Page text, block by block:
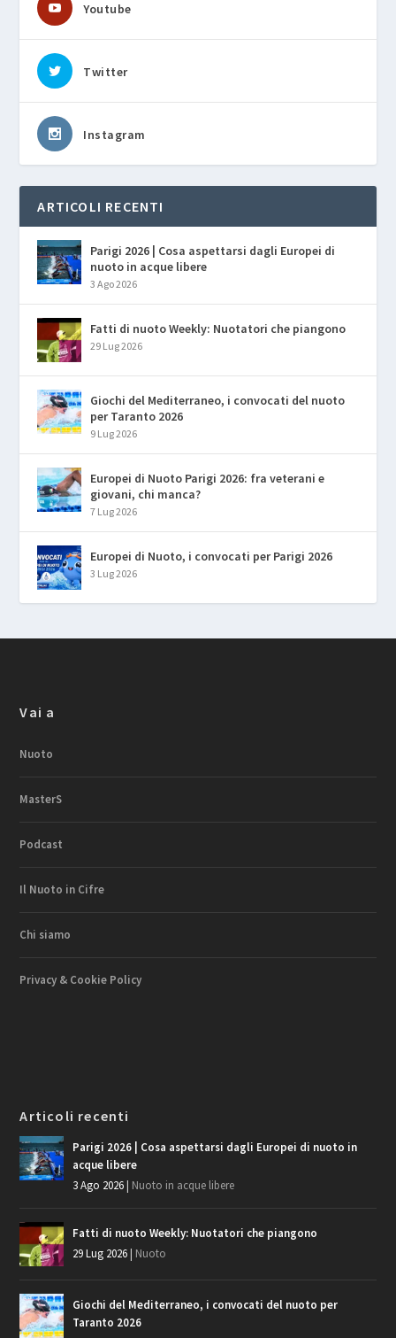
Youtube
Twitter
Instagram
ARTICOLI RECENTI
Parigi 2026 | Cosa aspettarsi dagli Europei di
nuoto in acque libere
3 Ago 2026
Fatti di nuoto Weekly: Nuotatori che piangono
29 Lug 2026
Giochi del Mediterraneo, i convocati del nuoto
per Taranto 2026
9 Lug 2026
Europei di Nuoto Parigi 2026: fra veterani e
giovani, chi manca?
7 Lug 2026
Europei di Nuoto, i convocati per Parigi 2026
3 Lug 2026
Vai a
Nuoto
MasterS
Podcast
Il Nuoto in Cifre
Chi siamo
Privacy & Cookie Policy
Articoli recenti
Parigi 2026 | Cosa aspettarsi dagli Europei di nuoto in
acque libere
3 Ago 2026| Nuoto in acque libere
Fatti di nuoto Weekly: Nuotatori che piangono
29 Lug 2026| Nuoto
Giochi del Mediterraneo, i convocati del nuoto per
Taranto 2026